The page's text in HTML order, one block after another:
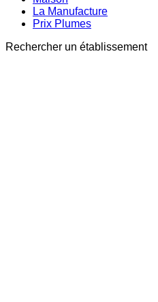
La Manufacture
Prix Plumes
Rechercher un établissement